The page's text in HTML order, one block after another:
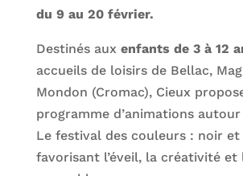
du 9 au 20 février.
Destinés aux enfants de 3 à 12
accueils de loisirs de Bellac,
Mondon (Cromac), Cieux
programme d’animations
Le festival des couleurs : noir et
favorisant l’éveil, la créativité et